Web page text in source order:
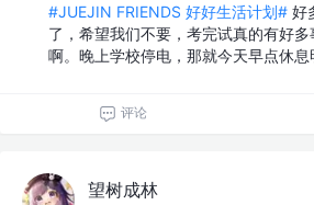
#JUEJIN FRIENDS 好好生活计划# 好
了，希望我们不要，考完试真的有好
啊。晚上学校停电，那就今天早点休息
评论
望树成林